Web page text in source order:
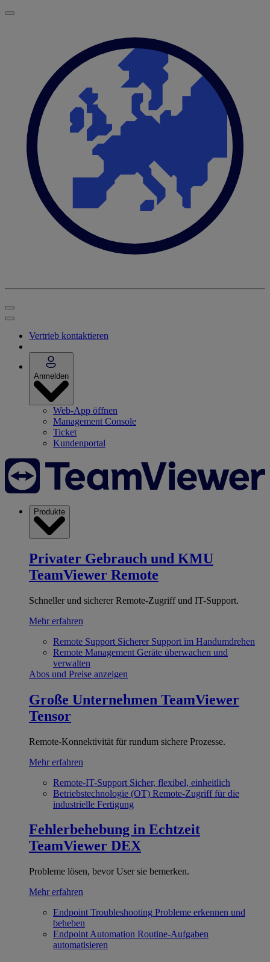
Vertrieb kontaktieren
Anmelden
Web-App öffnen
Management Console
Ticket
Kundenportal
Produkte
Privater Gebrauch und KMU
TeamViewer Remote
Schneller und sicherer Remote-Zugriff und IT-Support.
Mehr erfahren
Remote Support Sicherer Support im Handumdrehen
Remote Management Geräte überwachen und
verwalten
Abos und Preise anzeigen
Große Unternehmen TeamViewer
Tensor
Remote-Konnektivität für rundum sichere Prozesse.
Mehr erfahren
Remote-IT-Support Sicher, flexibel, einheitlich
Betriebstechnologie (OT) Remote-Zugriff für die
industrielle Fertigung
Fehlerbehebung in Echtzeit
TeamViewer DEX
Probleme lösen, bevor User sie bemerken.
Mehr erfahren
Endpoint Troubleshooting Probleme erkennen und
beheben
Endpoint Automation Routine-Aufgaben
automatisieren